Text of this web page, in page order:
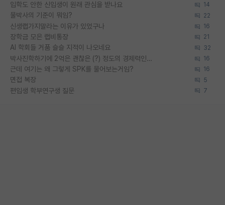
입학도 안한 신입생이 원래 관심을 받나요 14
물박사의 기준이 뭐임? 22
신생랩가지말라는 이유가 있었구나 16
장학금 모은 랩비통장 21
AI 학회들 거품 슬슬 지적이 나오네요 32
박사진학하기에 2억은 괜찮은 (?) 정도의 경제력인가요 16
근데 여기는 왜 그렇게 SPK를 물어보는거임? 16
면접 복장 5
편입생 학부연구생 질문 7